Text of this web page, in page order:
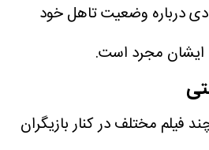
درباره وضعیت تاهل خود
ایشان مجرد است.
فیلم مختلف در کنار بازیگران